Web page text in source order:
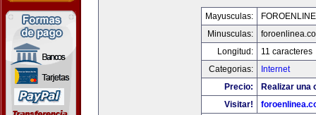
Mayusculas:
Minusculas:
Longitud:
11 caracteres
Categorias:
Internet
Precio:
Realizar una
Visitar!